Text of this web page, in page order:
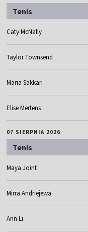
Tenis
Caty McNally
Taylor Townsend
Maria Sakkari
Elise Mertens
07 SIERPNIA 2026
Tenis
Maya Joint
Mirra Andriejewa
Ann Li